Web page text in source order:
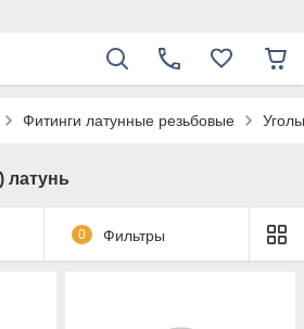
Фитинги латунные резьбовые
латунь
0 Фильтры